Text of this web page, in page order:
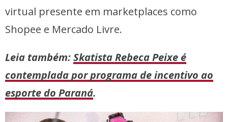
virtual presente em marketplaces como
Shopee e Mercado Livre.
Leia também:Skatista Rebeca Peixe é
contemplada por programa de incentivo ao
esporte do Paraná.